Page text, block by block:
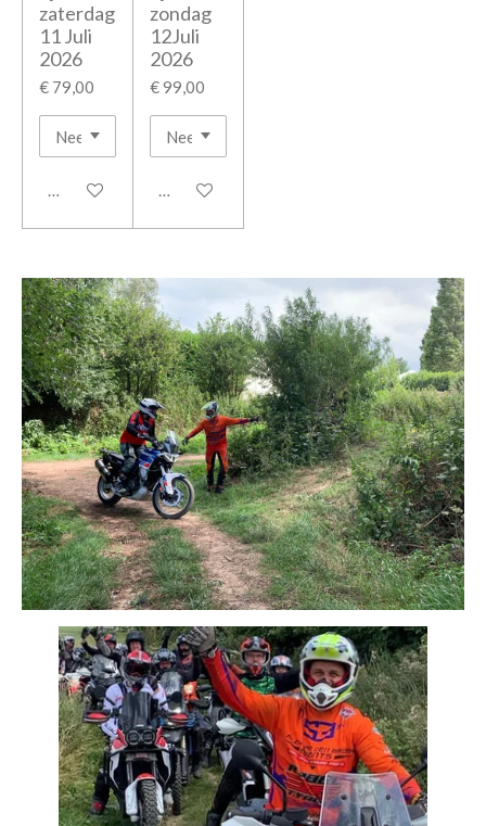
zaterdag
11 Juli
2026
€ 79,00
In winkelwagen
zondag
12Juli
2026
€ 99,00
In winkelwagen